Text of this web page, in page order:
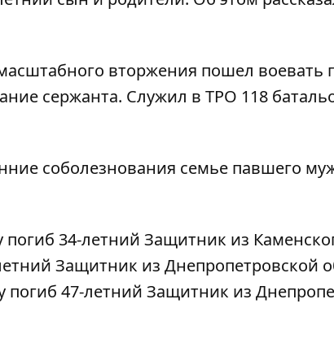
вторжения пошел воевать
сержанта. Служил в ТРО 118
соболезнования семье павшего
погиб 34-летний Защитник из
Защитник из Днепропетровской
погиб 47-летний Защитник из